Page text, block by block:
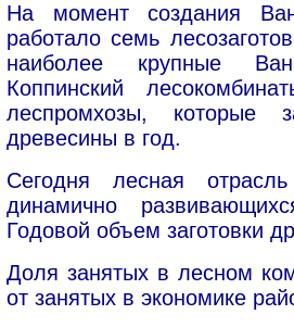
На момент создания
работало семь
наиболее крупные
Коппинский
леспромхозы, которые
древесины в год.
Сегодня лесная
динамично
Годовой объем заготовки
Доля занятых в лесном
от занятых в экономике